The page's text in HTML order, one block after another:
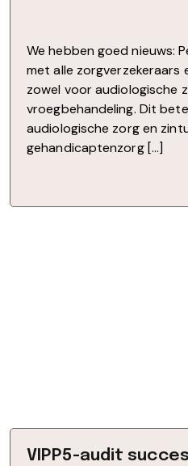
We hebben goed nieuws:
met alle
zowel voor audiologische
vroegbehandeling. Dit
audiologische zorg en
gehandicaptenzorg […]
VIPP5-audit